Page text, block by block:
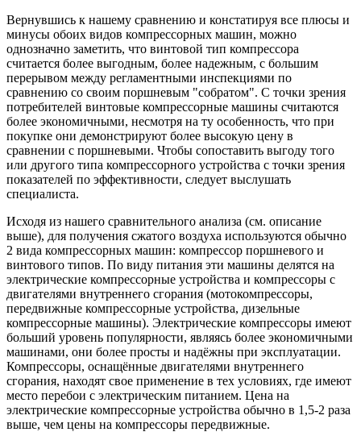
Вернувшись к нашему сравнению и констатируя все плюсы и
минусы обоих видов компрессорных машин, можно
однозначно заметить, что винтовой тип компрессора
считается более выгодным, более надежным, с большим
перерывом между регламентными инспекциями по
сравнению со своим поршневым "собратом". С точки зрения
потребителей винтовые компрессорные машины считаются
более экономичными, несмотря на ту особенность, что при
покупке они демонстрируют более высокую цену в
сравнении с поршневыми. Чтобы сопоставить выгоду того
или другого типа компрессорного устройства с точки зрения
показателей по эффективности, следует выслушать
специалиста.
Исходя из нашего сравнительного анализа (см. описание
выше), для получения сжатого воздуха используются обычно
2 вида компрессорных машин: компрессор поршневого и
винтового типов. По виду питания эти машины делятся на
электрические компрессорные устройства и компрессоры с
двигателями внутреннего сгорания (мотокомпрессоры,
передвижные компрессорные устройства, дизельные
компрессорные машины). Электрические компрессоры имеют
больший уровень популярности, являясь более экономичными
машинами, они более просты и надёжны при эксплуатации.
Компрессоры, оснащённые двигателями внутреннего
сгорания, находят свое применение в тех условиях, где имеют
место перебои с электрическим питанием. Цена на
электрические компрессорные устройства обычно в 1,5-2 раза
выше, чем цены на компрессоры передвижные.